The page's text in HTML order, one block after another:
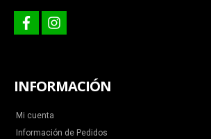
facebookinstagram
INFORMACIÓN
Mi cuenta
Información de Pedidos